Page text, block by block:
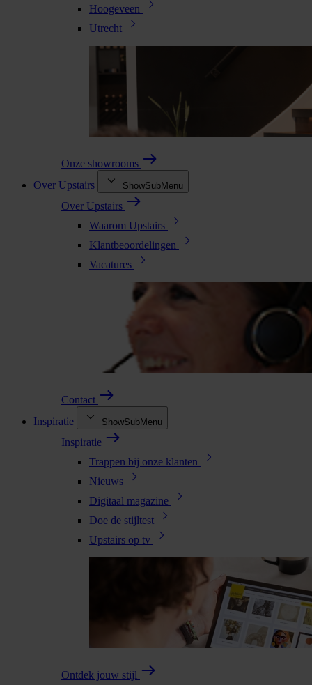
Hoogeveen
Utrecht
Onze showrooms
Over Upstairs
ShowSubMenu
Over Upstairs
Waarom Upstairs
Klantbeoordelingen
Vacatures
Contact
Inspiratie
ShowSubMenu
Inspiratie
Trappen bij onze klanten
Nieuws
Digitaal magazine
Doe de stijltest
Upstairs op tv
Ontdek jouw stijl